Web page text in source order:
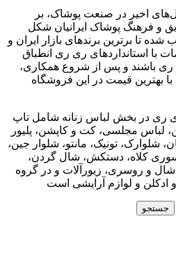
اخیر در صنعت پوشاک، بر
و فرهنگ پوشاک ایرانیان شکل‌
تا برترین برندهای بازار ایران و
با استانداردهای ری ری انطباق
ری باشند و پس از شروع همکاری،
با بهترین قیمت در این فروشگاه
ری در بخش لباس زنانه شامل تاپ
لباس مجلسی، کت و کاپشن، پلیور
شلوارک، تونیک، مانتو، شلوار جین،
کلاه، دستکش، شال گردن،
و روسری، زیورآلات و در گروه
و لوازم آرایشی است
جستجو